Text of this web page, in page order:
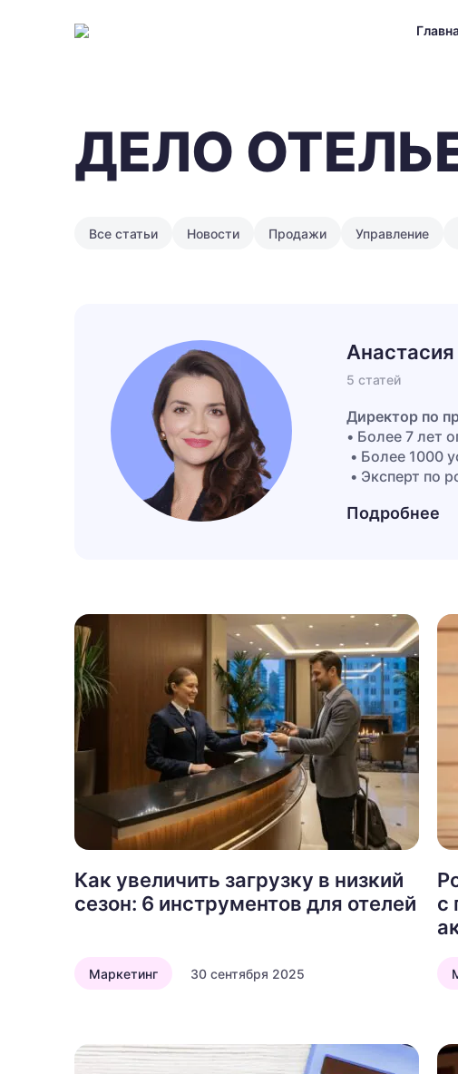
ДЕЛО
Все статьи Новости Продажи Управление
5 статей
Директор по
• Более 7 лет
• Более 1000
• Эксперт по
Подробнее
Как увеличить загрузку в низкий
сезон: 6 инструментов для отелей
Маркетинг 30 сентября 2025
с